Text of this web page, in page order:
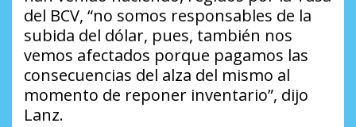
del BCV, “no somos responsables de la
subida del dólar, pues, también nos
vemos afectados porque pagamos las
consecuencias del alza del mismo al
momento de reponer inventario”, dijo
Lanz.